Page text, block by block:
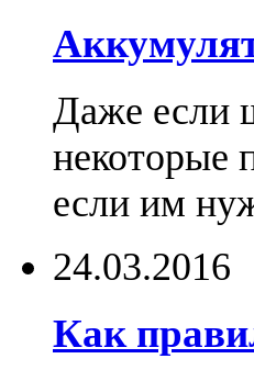
Даже если
некоторые
если им
24.03.2016
Как